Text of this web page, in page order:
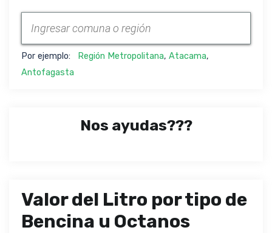
Por ejemplo: Región Metropolitana, Atacama,
Antofagasta
Nos ayudas???
Valor del Litro por tipo de
Bencina u Octanos